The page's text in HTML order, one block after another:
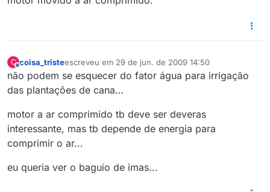
C coisa_tristeescreveu em 29 de jun. de 2009 14:50
última edição por
não podem se esquecer do fator água para irrigação
das plantações de cana…
motor a ar comprimido tb deve ser deveras
interessante, mas tb depende de energia para
comprimir o ar...
eu queria ver o baguio de imas...